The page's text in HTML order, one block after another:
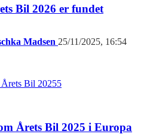
Bil 2026 er fundet
Madsen 25/11/2025, 16:54
5
Årets Bil 2025 i Europa